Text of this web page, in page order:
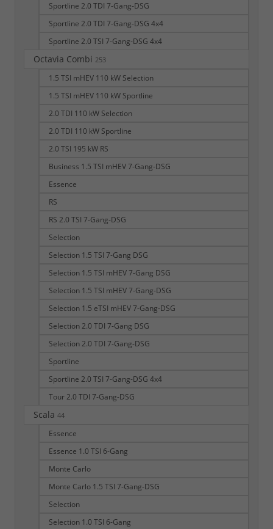
Sportline 2.0 TDI 7-Gang-DSG
Sportline 2.0 TDI 7-Gang-DSG 4x4
Sportline 2.0 TSI 7-Gang-DSG 4x4
Octavia Combi 253
1.5 TSI mHEV 110 kW Selection
1.5 TSI mHEV 110 kW Sportline
2.0 TDI 110 kW Selection
2.0 TDI 110 kW Sportline
2.0 TSI 195 kW RS
Business 1.5 TSI mHEV 7-Gang-DSG
Essence
RS
RS 2.0 TSI 7-Gang-DSG
Selection
Selection 1.5 TSI 7-Gang DSG
Selection 1.5 TSI mHEV 7-Gang DSG
Selection 1.5 TSI mHEV 7-Gang-DSG
Selection 1.5 eTSI mHEV 7-Gang-DSG
Selection 2.0 TDI 7-Gang DSG
Selection 2.0 TDI 7-Gang-DSG
Sportline
Sportline 2.0 TSI 7-Gang-DSG 4x4
Tour 2.0 TDI 7-Gang-DSG
Scala 44
Essence
Essence 1.0 TSI 6-Gang
Monte Carlo
Monte Carlo 1.5 TSI 7-Gang-DSG
Selection
Selection 1.0 TSI 6-Gang